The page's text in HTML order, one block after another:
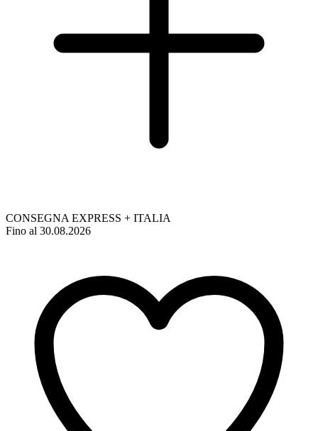
CONSEGNA EXPRESS + ITALIA
Fino al 30.08.2026